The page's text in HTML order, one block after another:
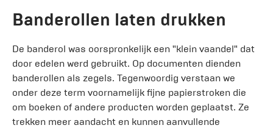
Banderollen laten drukken
De banderol was oorspronkelijk een "klein vaandel" dat
door edelen werd gebruikt. Op documenten dienden
banderollen als zegels. Tegenwoordig verstaan we
onder deze term voornamelijk fijne papierstroken die
om boeken of andere producten worden geplaatst. Ze
trekken meer aandacht en kunnen aanvullende